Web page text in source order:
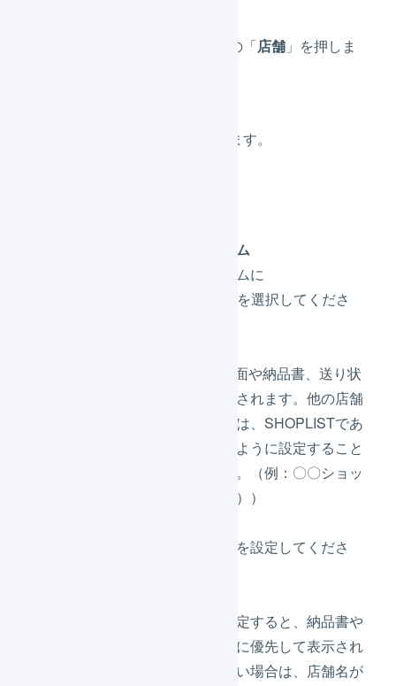
サブナビゲーションの「店舗 」を押しま
」を押します。
プラットフォーム
プラットフォームに
」を選択してくださ
LOGILESSの画面や納品書、送り状
の店舗名に使用されます。他の店舗
を追加する場合は、SHOPLISTであ
ることをわかるように設定すること
をお勧めします。（例：〇〇ショッ
プ（SHOPLIST））
店舗名の読み方を設定してくださ
店舗表示名を設定すると、納品書や
送り状の店舗名に優先して表示され
ます。入力しない場合は、店舗名が